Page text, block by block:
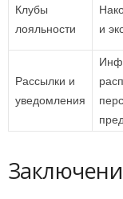
Клубы
лояльности
и
Рассылки и
уведомления